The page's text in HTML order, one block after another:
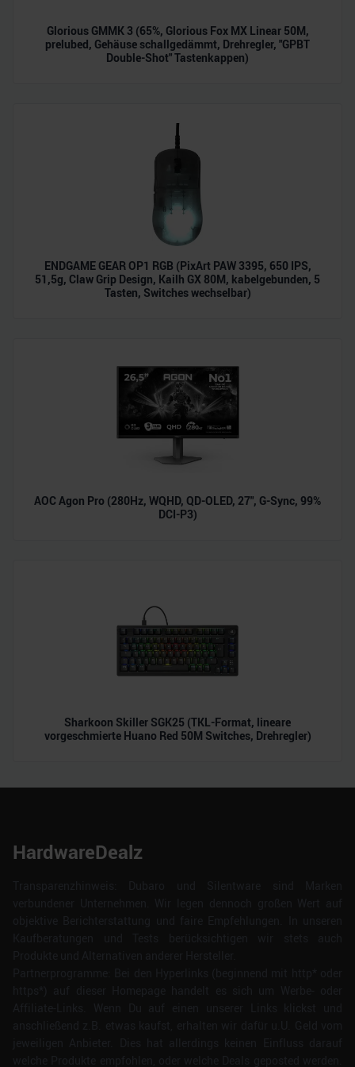
Glorious GMMK 3 (65%, Glorious Fox MX Linear 50M,
prelubed, Gehäuse schallgedämmt, Drehregler, "GPBT
Double-Shot" Tastenkappen)
ENDGAME GEAR OP1 RGB (PixArt PAW 3395, 650 IPS,
51,5g, Claw Grip Design, Kailh GX 80M, kabelgebunden, 5
Tasten, Switches wechselbar)
AOC Agon Pro (280Hz, WQHD, QD-OLED, 27", G-Sync, 99%
DCI-P3)
Sharkoon Skiller SGK25 (TKL-Format, lineare
vorgeschmierte Huano Red 50M Switches, Drehregler)
HardwareDealz